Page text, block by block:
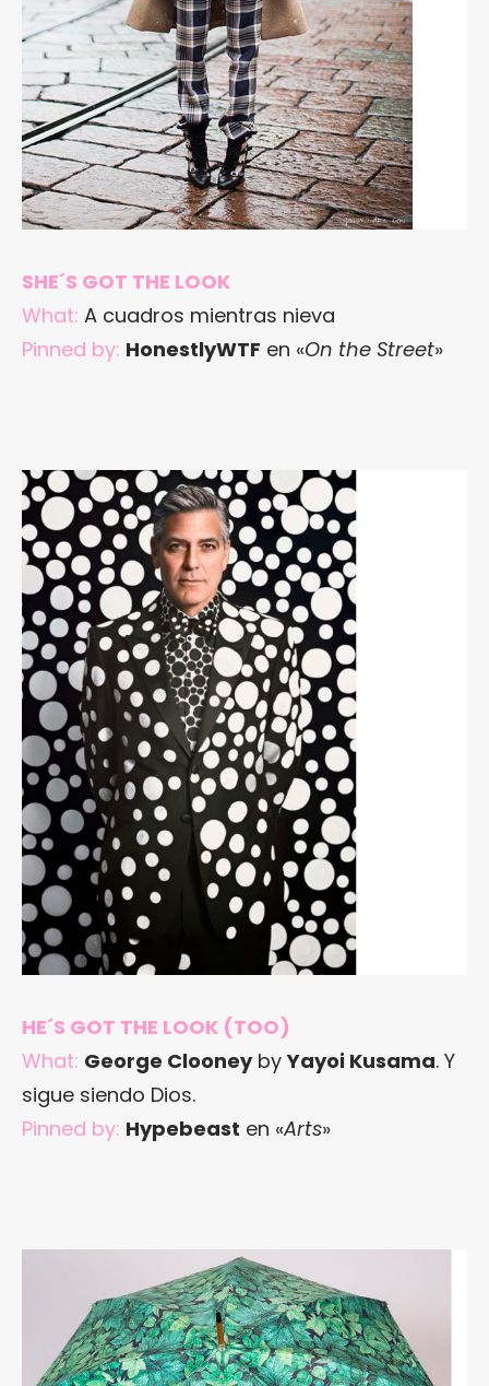
SHE´S GOT THE LOOK
What: A cuadros mientras nieva
Pinned by: HonestlyWTF en «On the Street»
HE´S GOT THE LOOK (TOO)
What: George ClooneybyYayoi Kusama. Y
sigue siendo Dios.
Pinned by: Hypebeast en «Arts»